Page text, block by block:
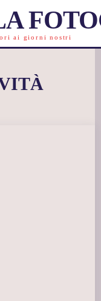
ai giorni nostri